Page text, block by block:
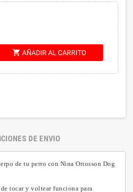
shopping_cart AÑADIR AL CARRITO
DE ENVIO
de tu perro con Nina Ottosson Dog
tocar y voltear funciona para